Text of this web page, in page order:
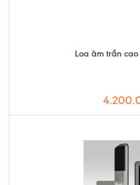
Loa âm trần